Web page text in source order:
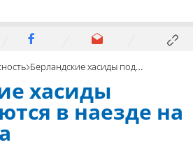
Берландские хасиды подозреваются в наезде на палестинца
хасиды
в наезде на